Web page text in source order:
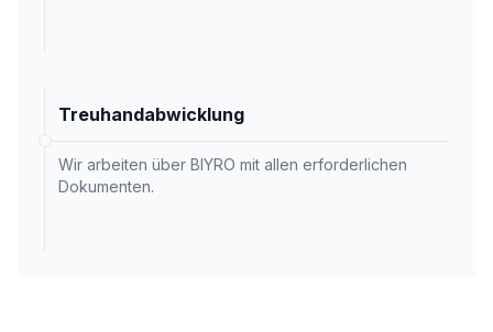
Treuhandabwicklung
Wir arbeiten über BIYRO mit allen erforderlichen
Dokumenten.